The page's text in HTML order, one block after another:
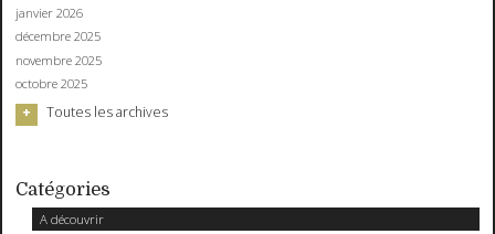
janvier 2026
décembre 2025
novembre 2025
octobre 2025
Toutes les archives
Catégories
A découvrir